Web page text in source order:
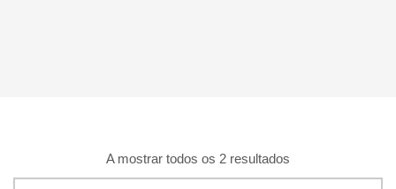
A mostrar todos os 2 resultados